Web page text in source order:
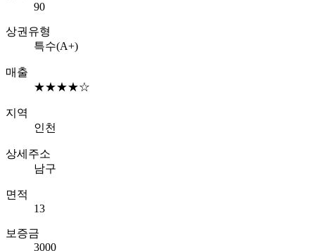
90
상권유형
특수(A+)
매출
★★★★☆
지역
인천
상세주소
남구
면적
13
보증금
3000